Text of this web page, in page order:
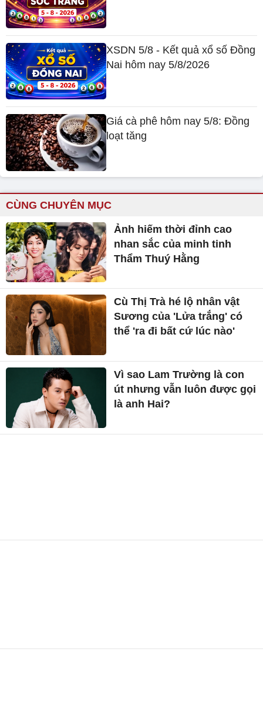
XSDN 5/8 - Kết quả xổ số Đồng
Nai hôm nay 5/8/2026
Giá cà phê hôm nay 5/8: Đồng
loạt tăng
CÙNG CHUYÊN MỤC
Ảnh hiếm thời đỉnh cao
nhan sắc của minh tinh
Thẩm Thuý Hằng
Cù Thị Trà hé lộ nhân vật
Sương của 'Lửa trắng' có
thể 'ra đi bất cứ lúc nào'
Vì sao Lam Trường là con
út nhưng vẫn luôn được gọi
là anh Hai?